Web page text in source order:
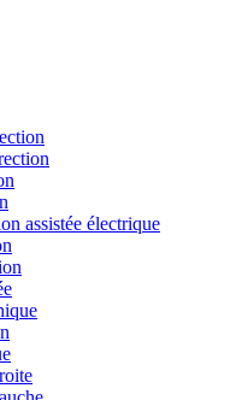
assistée électrique